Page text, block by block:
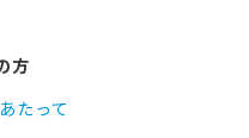
方
たって